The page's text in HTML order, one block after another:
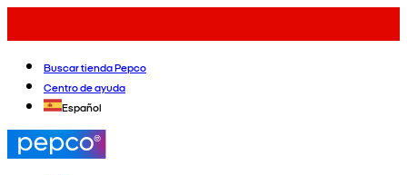
Buscar tienda Pepco
Centro de ayuda
Español